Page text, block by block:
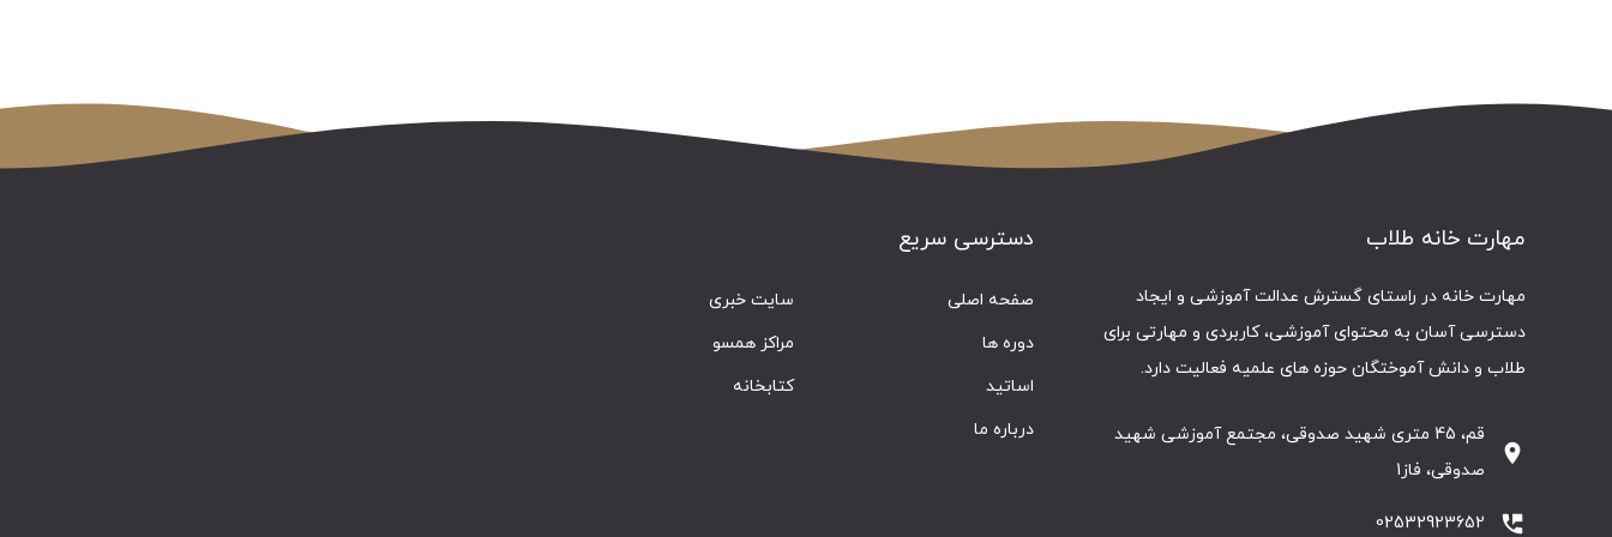
مهارت خانه طلاب
مهارت خانه در راستای گسترش عدالت آموزشی و ایجاد
دسترسی آسان به محتوای آموزشی، کاربردی و مهارتی برای
طلاب و دانش آموختگان حوزه های علمیه فعالیت دارد.
location_on
قم، 45 متری شهید صدوقی، مجتمع آموزشی شهید
صدوقی، فاز1
perm_phone_msg
02532923652
دسترسی سریع
صفحه اصلی
سایت خبری
دوره ها
مراکز همسو
اساتید
کتابخانه
درباره ما